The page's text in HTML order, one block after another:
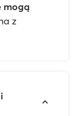
mogą
z